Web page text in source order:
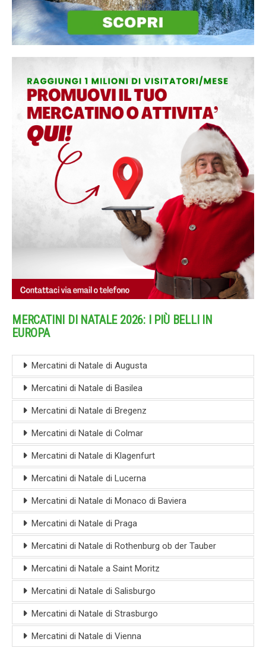
MERCATINI DI NATALE 2026: I PIÙ BELLI IN
EUROPA
Mercatini di Natale di Augusta
Mercatini di Natale di Basilea
Mercatini di Natale di Bregenz
Mercatini di Natale di Colmar
Mercatini di Natale di Klagenfurt
Mercatini di Natale di Lucerna
Mercatini di Natale di Monaco di Baviera
Mercatini di Natale di Praga
Mercatini di Natale di Rothenburg ob der Tauber
Mercatini di Natale a Saint Moritz
Mercatini di Natale di Salisburgo
Mercatini di Natale di Strasburgo
Mercatini di Natale di Vienna